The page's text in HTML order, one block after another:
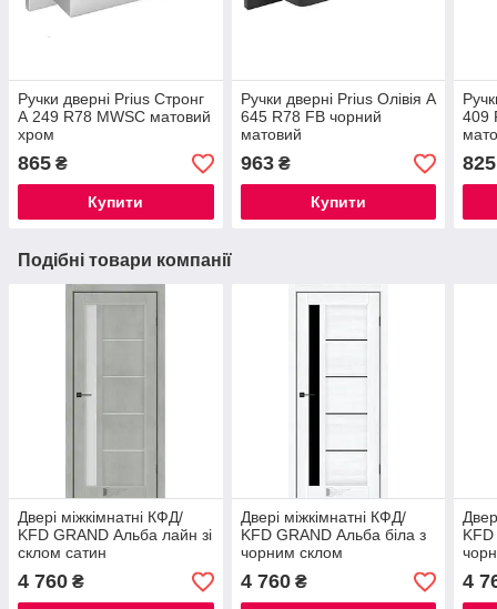
Ручки дверні Prius Стронг
А 249 R78 MWSC матовий
хром
865 ₴
Купити
Ручки дверні Prius Олівія А
645 R78 FB чорний
матовий
963₴
Купити
409
825
Подібні товари компанії
Двері міжкімнатні КФД/
KFD GRAND Альба лайн зі
склом сатин
4 760 ₴
Двері міжкімнатні КФД/
KFD GRAND Альба біла з
чорним склом
4 760₴ 4